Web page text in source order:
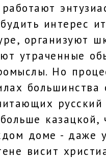
интерес
организуют
утраченные
Но
большинства
казацкой,
доме - даже у
висит